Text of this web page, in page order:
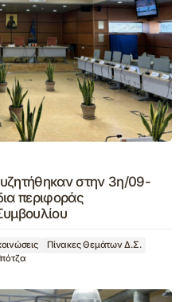
στην 3η/09-
περιφοράς
Πίνακες Θεμάτων Δ.Σ.